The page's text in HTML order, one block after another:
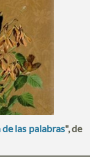
las palabras", de